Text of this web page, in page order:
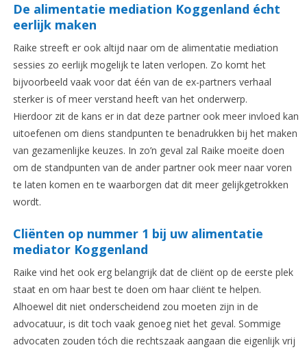
De alimentatie mediation Koggenland écht
eerlijk maken
Raike streeft er ook altijd naar om de alimentatie mediation
sessies zo eerlijk mogelijk te laten verlopen. Zo komt het
bijvoorbeeld vaak voor dat één van de ex-partners verhaal
sterker is of meer verstand heeft van het onderwerp.
Hierdoor zit de kans er in dat deze partner ook meer invloed kan
uitoefenen om diens standpunten te benadrukken bij het maken
van gezamenlijke keuzes. In zo’n geval zal Raike moeite doen
om de standpunten van de ander partner ook meer naar voren
te laten komen en te waarborgen dat dit meer gelijkgetrokken
wordt.
Cliënten op nummer 1 bij uw alimentatie
mediator Koggenland
Raike vind het ook erg belangrijk dat de cliënt op de eerste plek
staat en om haar best te doen om haar cliënt te helpen.
Alhoewel dit niet onderscheidend zou moeten zijn in de
advocatuur, is dit toch vaak genoeg niet het geval. Sommige
advocaten zouden tóch die rechtszaak aangaan die eigenlijk vrij